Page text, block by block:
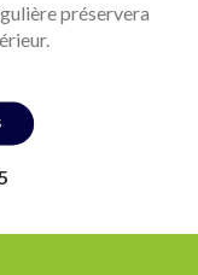
préservera